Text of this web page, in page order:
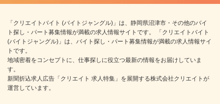
「クリエイトバイト (バイトジャングル)」は、静岡県沼津市・その他のバイ
ト探し・パート募集情報が満載の求人情報サイトです。 「クリエイトバイト
(バイトジャングル)」は、バイト探し・パート募集情報が満載の求人情報サイ
トです。
地域密着をコンセプトに、仕事探しに役立つ最新の情報をお届けしていま
す。
新聞折込求人広告「クリエイト 求人特集」を展開する株式会社クリエイトが
運営しています。